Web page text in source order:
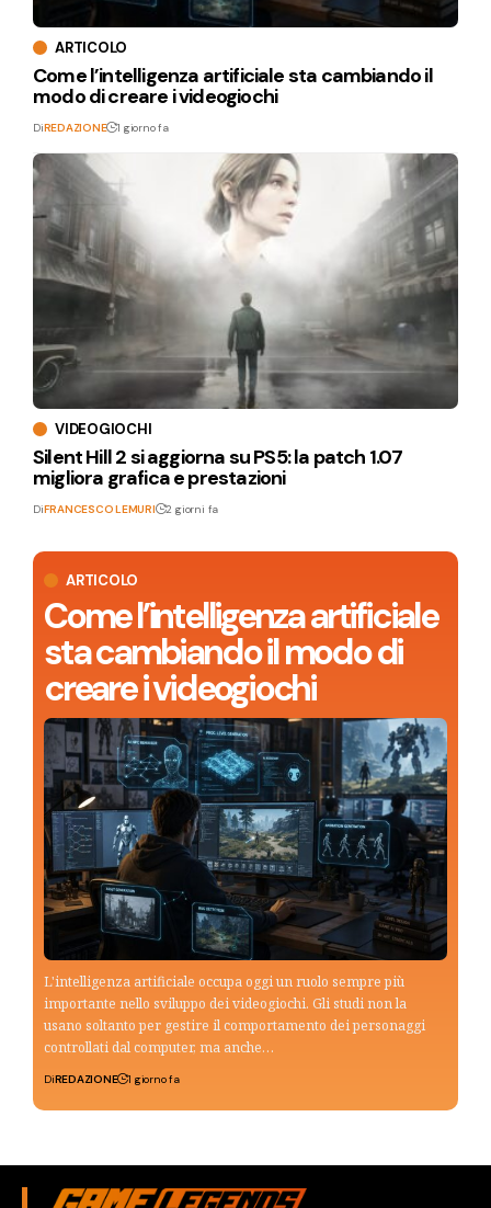
ARTICOLO
Come l’intelligenza artificiale
sta cambiando il modo di
creare i videogiochi
L'intelligenza artificiale occupa oggi un ruolo sempre più
importante nello sviluppo dei videogiochi. Gli studi non la
usano soltanto per gestire il comportamento dei personaggi
controllati dal computer, ma anche…
DiREDAZIONE 1 giorno fa
ARTICOLO
Come l’intelligenza artificiale sta cambiando il
modo di creare i videogiochi
DiREDAZIONE 1 giorno fa
VIDEOGIOCHI
Silent Hill 2 si aggiorna su PS5: la patch 1.07
migliora grafica e prestazioni
DiFRANCESCO LEMURI 2 giorni fa